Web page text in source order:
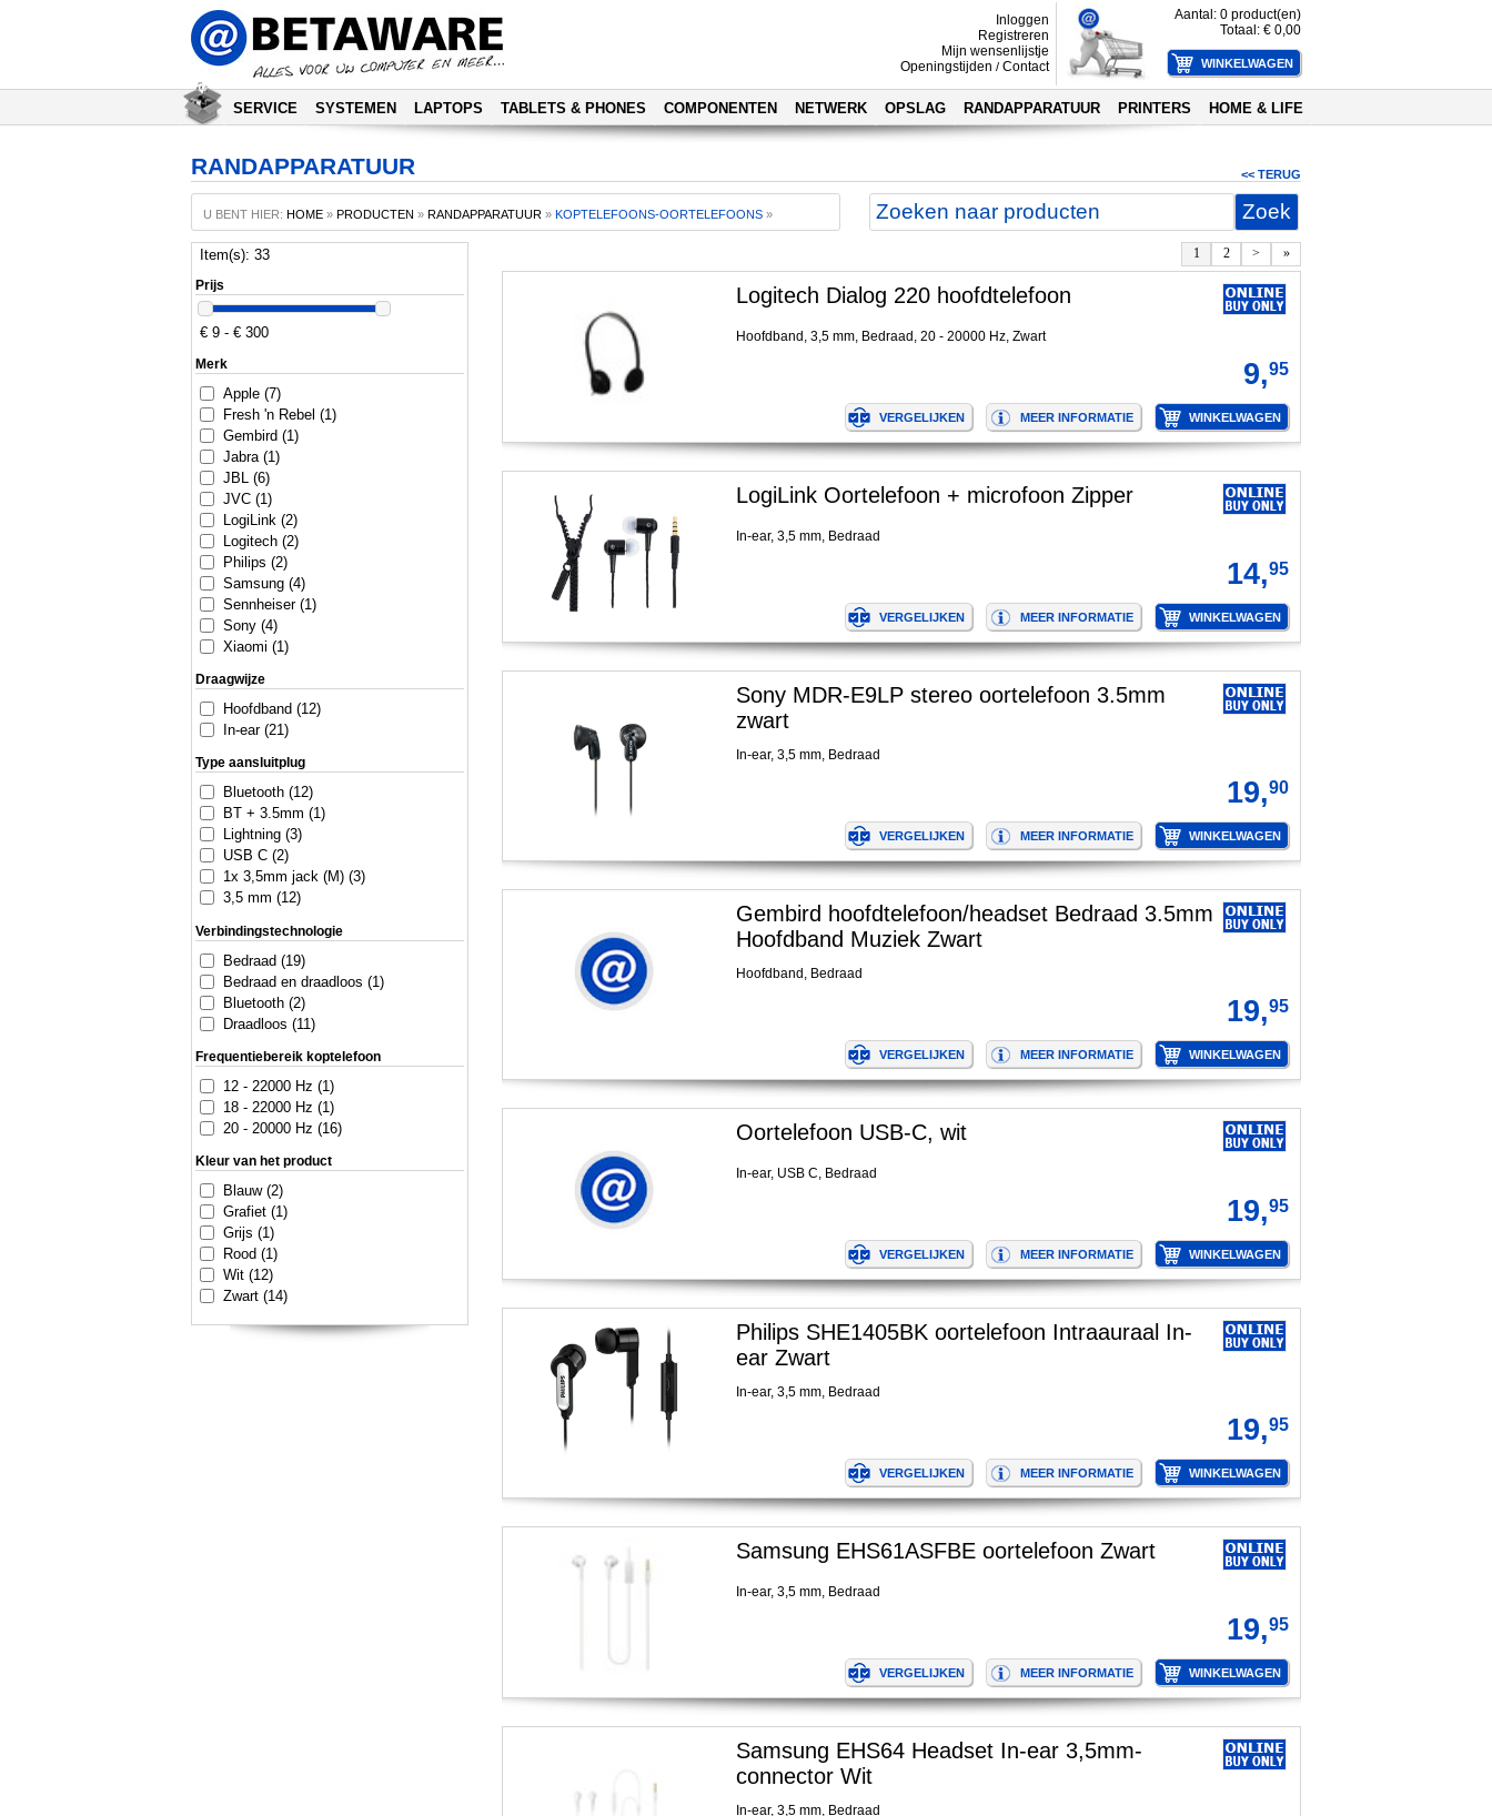
Inloggen
Registreren
Mijn wensenlijstje
Openingstijden / Contact
Aantal: 0 product(en)
Totaal: € 0,00
SERVICE SYSTEMEN LAPTOPS TABLETS & PHONES COMPONENTEN NETWERK OPSLAG RANDAPPARATUUR PRINTERS HOME & LIFE
RANDAPPARATUUR << TERUG
U BENT HIER: HOME » PRODUCTEN » RANDAPPARATUUR » KOPTELEFOONS-OORTELEFOONS »
Item(s): 33
Prijs
€ 9 - € 300
Merk
Apple (7)
Fresh 'n Rebel (1)
Gembird (1)
Jabra (1)
JBL (6)
JVC (1)
LogiLink (2)
Logitech (2)
Philips (2)
Samsung (4)
Sennheiser (1)
Sony (4)
Xiaomi (1)
Draagwijze
Hoofdband (12)
In-ear (21)
Type aansluitplug
Bluetooth (12)
BT + 3.5mm (1)
Lightning (3)
USB C (2)
1x 3,5mm jack (M) (3)
3,5 mm (12)
Verbindingstechnologie
Bedraad (19)
Bedraad en draadloos (1)
Bluetooth (2)
Draadloos (11)
Frequentiebereik koptelefoon
12 - 22000 Hz (1)
18 - 22000 Hz (1)
20 - 20000 Hz (16)
Kleur van het product
Blauw (2)
Grafiet (1)
Grijs (1)
Rood (1)
Wit (12)
Zwart (14)
1 2 > »
Logitech Dialog 220 hoofdtelefoon
Hoofdband, 3,5 mm, Bedraad, 20 - 20000 Hz, Zwart
9,95
LogiLink Oortelefoon + microfoon Zipper
In-ear, 3,5 mm, Bedraad
14,95
Sony MDR-E9LP stereo oortelefoon 3.5mm
zwart
In-ear, 3,5 mm, Bedraad
19,90
Gembird hoofdtelefoon/headset Bedraad 3.5mm
Hoofdband Muziek Zwart
Hoofdband, Bedraad
19,95
Oortelefoon USB-C, wit
In-ear, USB C, Bedraad
19,95
Philips SHE1405BK oortelefoon Intraauraal In-
ear Zwart
In-ear, 3,5 mm, Bedraad
19,95
Samsung EHS61ASFBE oortelefoon Zwart
In-ear, 3,5 mm, Bedraad
19,95
Samsung EHS64 Headset In-ear 3,5mm-
connector Wit
In-ear, 3,5 mm, Bedraad